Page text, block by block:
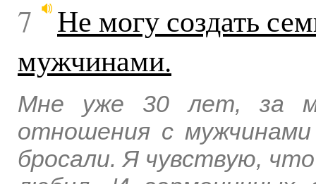
7
Не могу создать
мужчинами.
Мне уже 30 лет, за
отношения с
бросали. Я чувствую,